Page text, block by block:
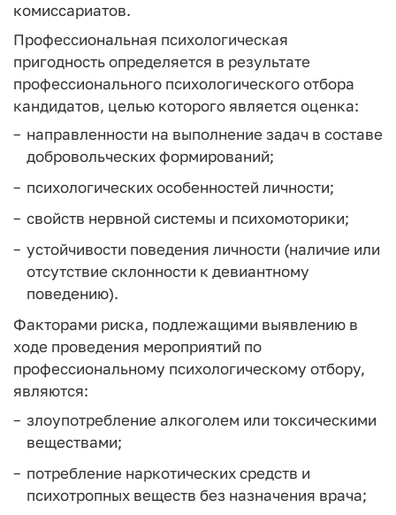
комиссариатов.
Профессиональная психологическая
пригодность определяется в результате
профессионального психологического отбора
кандидатов, целью которого является оценка:
направленности на выполнение задач в составе
добровольческих формирований;
психологических особенностей личности;
свойств нервной системы и психомоторики;
устойчивости поведения личности (наличие или
отсутствие склонности к девиантному
поведению).
Факторами риска, подлежащими выявлению в
ходе проведения мероприятий по
профессиональному психологическому отбору,
являются:
злоупотребление алкоголем или токсическими
веществами;
потребление наркотических средств и
психотропных веществ без назначения врача;